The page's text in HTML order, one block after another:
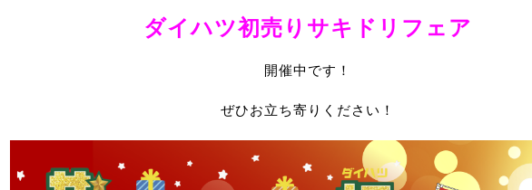
ダイハツ初売りサキドリフェア
開催中です！
ぜひお立ち寄りください！